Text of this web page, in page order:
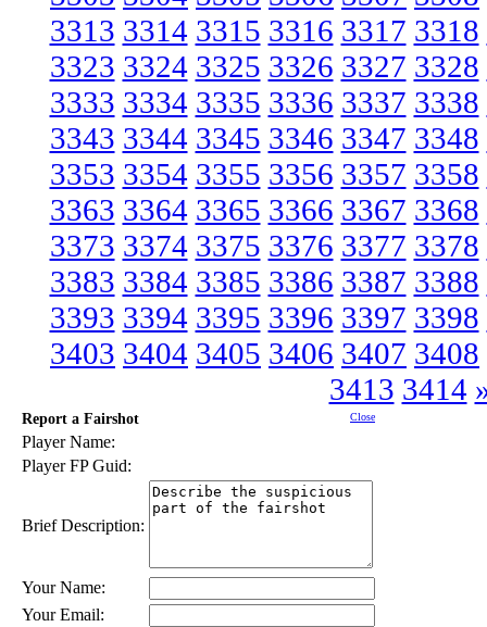
3313 3314 3315 3316 3317 3318
3323 3324 3325 3326 3327 3328
3333 3334 3335 3336 3337 3338
3343 3344 3345 3346 3347 3348
3353 3354 3355 3356 3357 3358
3363 3364 3365 3366 3367 3368
3373 3374 3375 3376 3377 3378
3383 3384 3385 3386 3387 3388
3393 3394 3395 3396 3397 3398
3403 3404 3405 3406 3407 3408
3413 3414
Report a Fairshot Close
Player Name:
Player FP Guid:
Brief Description:
Your Name:
Your Email: